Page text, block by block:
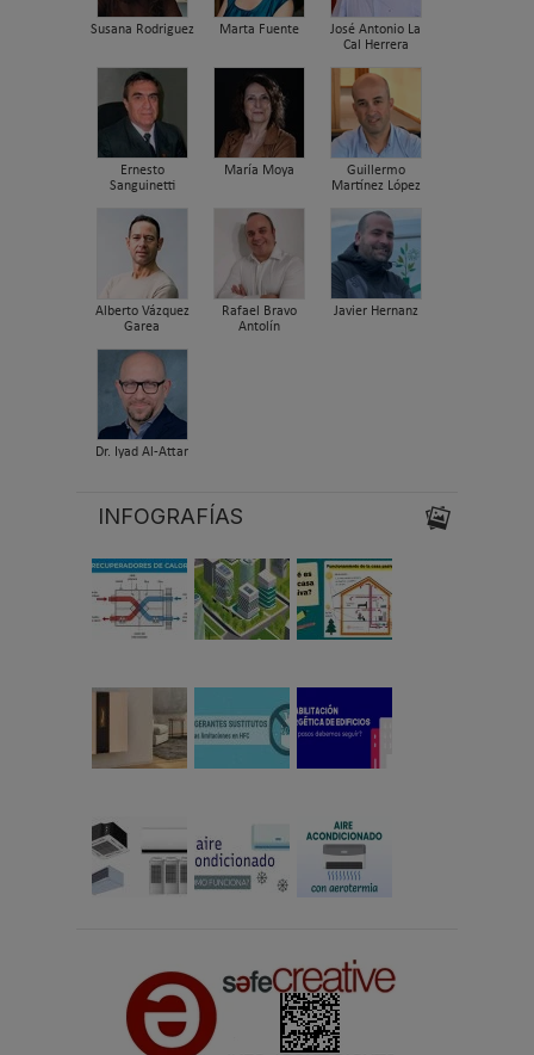
Susana Rodriguez Marta Fuente
José Antonio La
Cal Herrera
Ernesto
Sanguinetti
María Moya
Guillermo
Martínez López
Alberto Vázquez
Garea
Rafael Bravo
Antolín
Javier Hernanz
Dr. Iyad Al-Attar
INFOGRAFÍAS